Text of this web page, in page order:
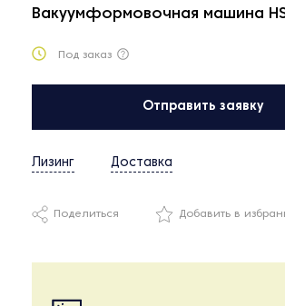
Вакуумформовочная машина
Под заказ
Отправить заявку
Лизинг Доставка
Поделиться Добавить в